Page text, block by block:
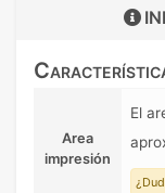
Area
impresión
El